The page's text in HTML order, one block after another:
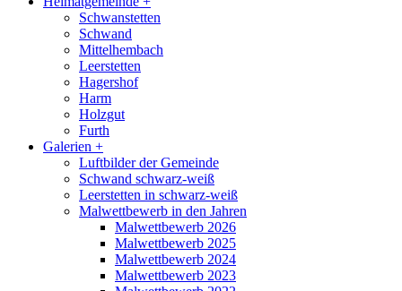
Schwanstetten
Schwand
Mittelhembach
Leerstetten
Hagershof
Harm
Holzgut
Furth
Galerien +
Luftbilder der Gemeinde
Schwand schwarz-weiß
Leerstetten in schwarz-weiß
Malwettbewerb in den Jahren
Malwettbewerb 2026
Malwettbewerb 2025
Malwettbewerb 2024
Malwettbewerb 2023